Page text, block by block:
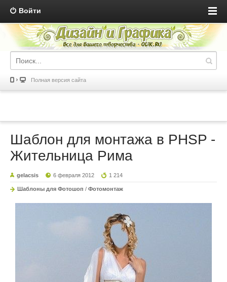
Войти
Полная версия сайта
Шаблон для монтажа в PHSP -
Жительница Рима
gelacsis 6 февраля 2012 1 214
Шаблоны для Фотошоп / Фотомонтаж